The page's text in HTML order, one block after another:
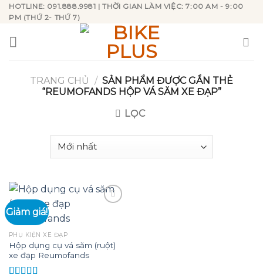
Skip
content
HOTLINE: 091.888.9981 | THỜI GIAN LÀM VIỆC: 7:00 AM - 9:00
PM (THỨ 2- THỨ 7)
TRANG CHỦ / SẢN PHẨM ĐƯỢC GẮN THẺ
“REUMOFANDS HỘP VÁ SĂM XE ĐẠP”
LỌC
Giảm giá!
PHỤ KIỆN XE ĐẠP
Hộp dụng cụ vá săm (ruột)
xe đạp Reumofands